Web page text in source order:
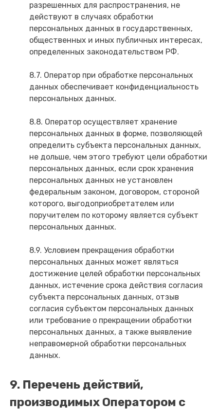
разрешенных для распространения, не
действуют в случаях обработки
персональных данных в государственных,
общественных и иных публичных интересах,
определенных законодательством РФ.
8.7. Оператор при обработке персональных
данных обеспечивает конфиденциальность
персональных данных.
8.8. Оператор осуществляет хранение
персональных данных в форме, позволяющей
определить субъекта персональных данных,
не дольше, чем этого требуют цели обработки
персональных данных, если срок хранения
персональных данных не установлен
федеральным законом, договором, стороной
которого, выгодоприобретателем или
поручителем по которому является субъект
персональных данных.
8.9. Условием прекращения обработки
персональных данных может являться
достижение целей обработки персональных
данных, истечение срока действия согласия
субъекта персональных данных, отзыв
согласия субъектом персональных данных
или требование о прекращении обработки
персональных данных, а также выявление
неправомерной обработки персональных
данных.
9. Перечень действий,
производимых Оператором с